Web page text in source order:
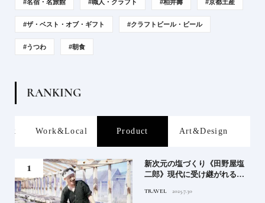
#名宿・名旅館 #職人・クラフト #柏井壽 #京都土産
#ザ・ベスト・オブ・ギフト #クラフトビール・ビール
#うつわ #朝食
RANKING
Work&Local Product Art&Design
新次元の塩づくり《田野屋塩
二郎》現代に受け継がれる高
ゆく高知旅｜中編
TRAVEL 2025.7.30